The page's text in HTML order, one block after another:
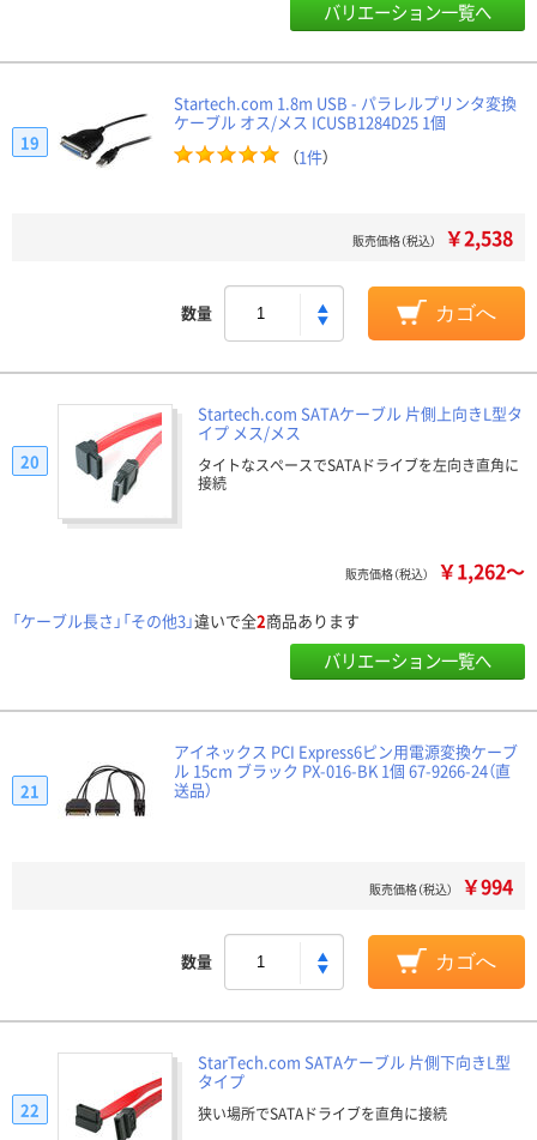
バリエーション一覧へ
Startech.com 1.8m USB - パラレルプリンタ変換
ケーブル オス/メス ICUSB1284D25 1個
（1件）
19
販売価格（税込） ￥2,538
数量 カゴへ
Startech.com SATAケーブル 片側上向きL型タ
イプ メス/メス
タイトなスペースでSATAドライブを左向き直角に
接続
20
販売価格（税込） ￥1,262～
「ケーブル長さ」「その他3」違いで全2商品あります
バリエーション一覧へ
アイネックス PCI Express6ピン用電源変換ケーブ
ル 15cm ブラック PX-016-BK 1個 67-9266-24（直
送品）
21
販売価格（税込） ￥994
数量 カゴへ
StarTech.com SATAケーブル 片側下向きL型
タイプ
狭い場所でSATAドライブを直角に接続
22